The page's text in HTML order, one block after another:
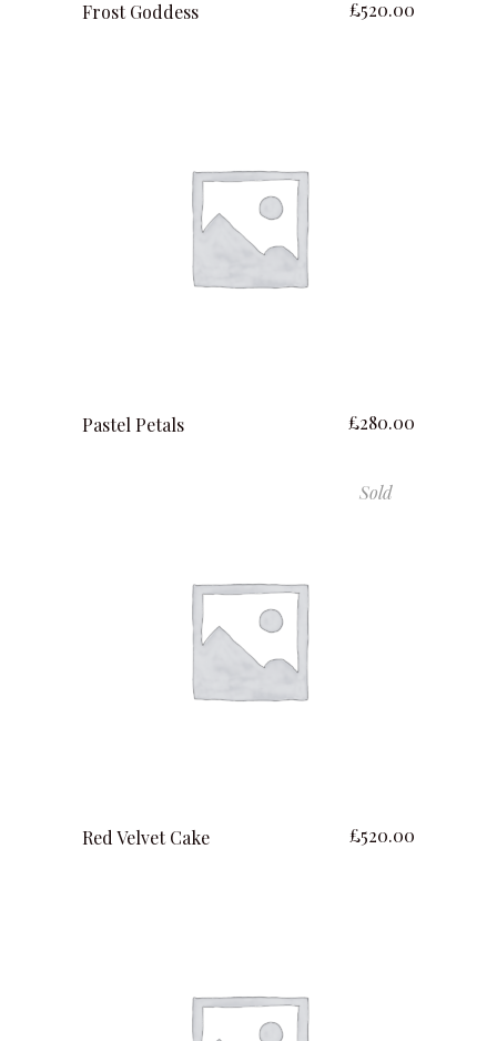
Frost Goddess £520.00
Pastel Petals £280.00
Sold
Red Velvet Cake £520.00